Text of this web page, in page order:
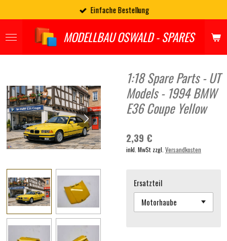
Hauptinhalt
springen
MODELLBAU OSWALD - SPARES
Einfache Bestellung
1:18 Spare Parts - UT
Models - 1994 BMW
E36 Coupe Yellow
2,39 €
inkl. MwSt zzgl. Versandkosten
Ersatzteil